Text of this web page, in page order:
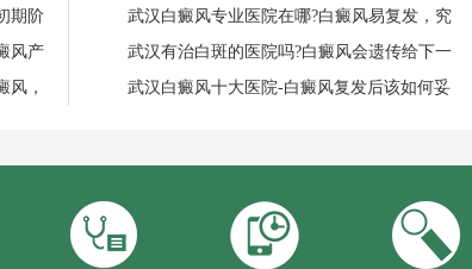
期阶
风产
风，
武汉白癜风专业医院在哪?白癜风易复发，究
武汉有治白斑的医院吗?白癜风会遗传给下一
武汉白癜风十大医院-白癜风复发后该如何妥